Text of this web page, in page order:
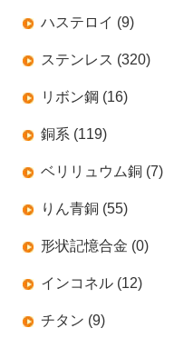
ハステロイ (9)
ステンレス (320)
リボン鋼 (16)
銅系 (119)
ベリリュウム銅 (7)
りん青銅 (55)
形状記憶合金 (0)
インコネル (12)
チタン (9)